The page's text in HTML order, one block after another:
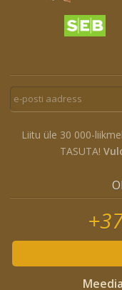
Liitu üle 30 000-
TASUTA!